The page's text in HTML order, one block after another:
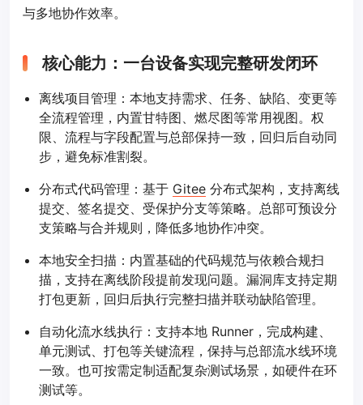
与多地协作效率。
核心能力：一台设备实现完整研发闭环
离线项目管理：本地支持需求、任务、缺陷、变更等
全流程管理，内置甘特图、燃尽图等常用视图。权
限、流程与字段配置与总部保持一致，回归后自动同
步，避免标准割裂。
分布式代码管理：基于 Gitee 分布式架构，支持离线
提交、签名提交、受保护分支等策略。总部可预设分
支策略与合并规则，降低多地协作冲突。
本地安全扫描：内置基础的代码规范与依赖合规扫
描，支持在离线阶段提前发现问题。漏洞库支持定期
打包更新，回归后执行完整扫描并联动缺陷管理。
自动化流水线执行：支持本地 Runner，完成构建、
单元测试、打包等关键流程，保持与总部流水线环境
一致。也可按需定制适配复杂测试场景，如硬件在环
测试等。